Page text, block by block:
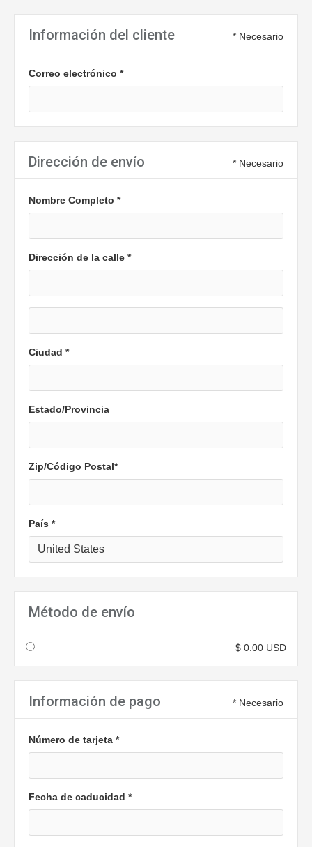
Información del cliente * Necesario
Correo electrónico *
Dirección de envío * Necesario
Nombre Completo *
Dirección de la calle *
Ciudad *
Estado/Provincia
Zip/Código Postal*
País *
Método de envío
$ 0.00 USD
Información de pago * Necesario
Número de tarjeta *
Fecha de caducidad *